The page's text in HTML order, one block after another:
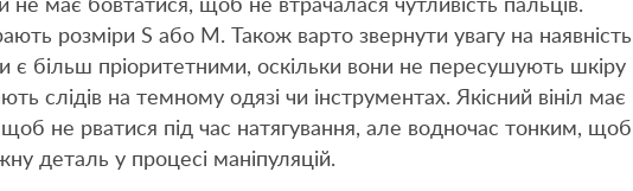
має бовтатися, щоб не втрачалася чутливість пальців.
розміри S або M. Також варто звернути увагу на наявність
є більш пріоритетними, оскільки вони не пересушують шкіру
слідів на темному одязі чи інструментах. Якісний вініл має
не рватися під час натягування, але водночас тонким, щоб
деталь у процесі маніпуляцій.